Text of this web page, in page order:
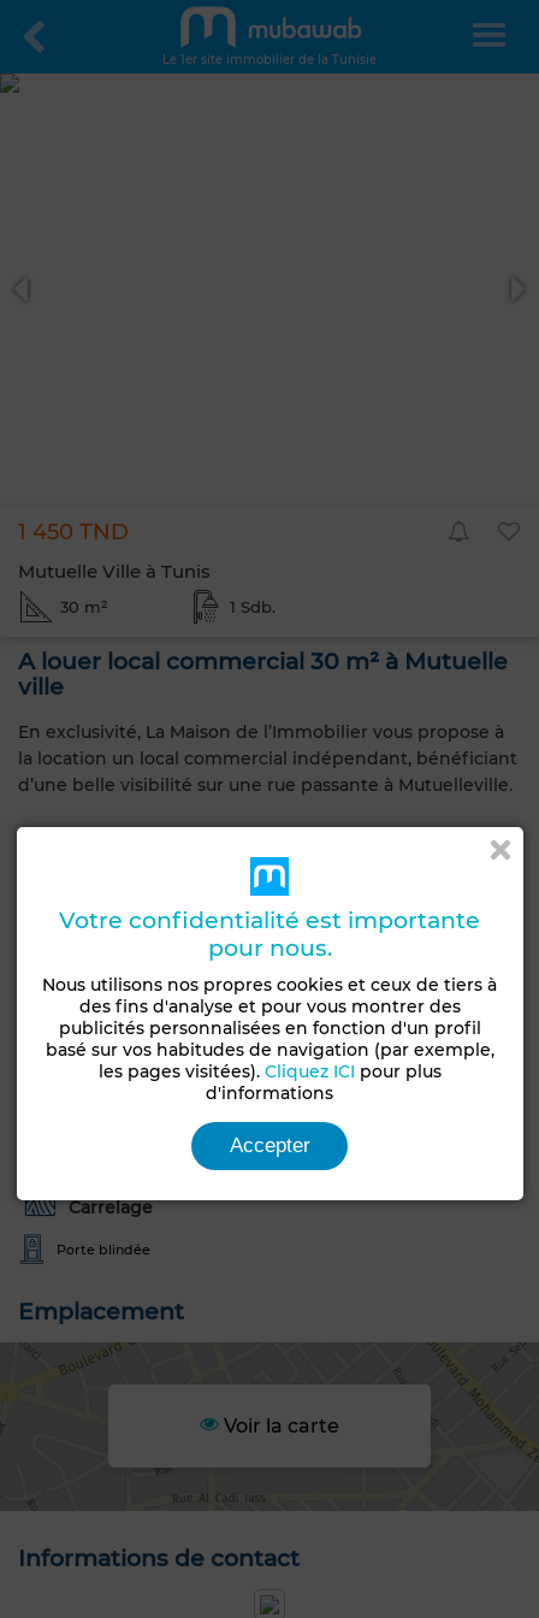
Le 1er site immobilier de la Tunisie
1 450 TND
Mutuelle Ville à Tunis
30 m² 1 Sdb.
A louer local commercial 30 m² à Mutuelle
ville
En exclusivité, La Maison de l’Immobilier vous propose à
la location un local commercial indépendant, bénéficiant
d’une belle visibilité sur une rue passante à Mutuelleville.
space, d’une kitchenette et d’une salle d’eau.
Idéal pour une activité de bureau (assurance, architecte,
comptable) ou de service (esthétique, onglerie).
Caractéristiques générales
Local commercial Bon état / habitable
Carrelage
Porte blindée
Emplacement
Voir la carte
Informations de contact
Votre confidentialité est importante
pour nous.
Nous utilisons nos propres cookies et ceux de tiers à
des fins d'analyse et pour vous montrer des
publicités personnalisées en fonction d'un profil
basé sur vos habitudes de navigation (par exemple,
les pages visitées). Cliquez ICI pour plus
d'informations
Accepter